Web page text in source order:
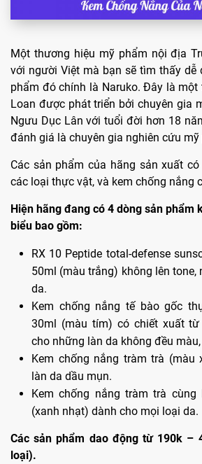
Một thương hiệu mỹ phẩm nội địa
với người Việt mà bạn sẽ tìm thấy dễ
phẩm đó chính là Naruko. Đây là
Loan được phát triển bởi chuyên gia
Ngưu Dục Lân với tuổi đời hơn 18
đánh giá là chuyên gia nghiên cứu
Các sản phẩm của hãng sản xuất
các loại thực vật, và kem chống nắng
Hiện hãng đang có 4 dòng sản phẩm
biểu bao gồm:
RX 10 Peptide total-defense
50ml (màu trắng) không lên tone,
da.
Kem chống nắng tế bào gốc
30ml (màu tím) có chiết xuất
cho những làn da không đều
Kem chống nắng tràm trà (màu
làn da dầu mụn.
Kem chống nắng tràm trà
(xanh nhạt) dành cho mọi loại da.
Các sản phẩm dao động từ 190k –
loại).